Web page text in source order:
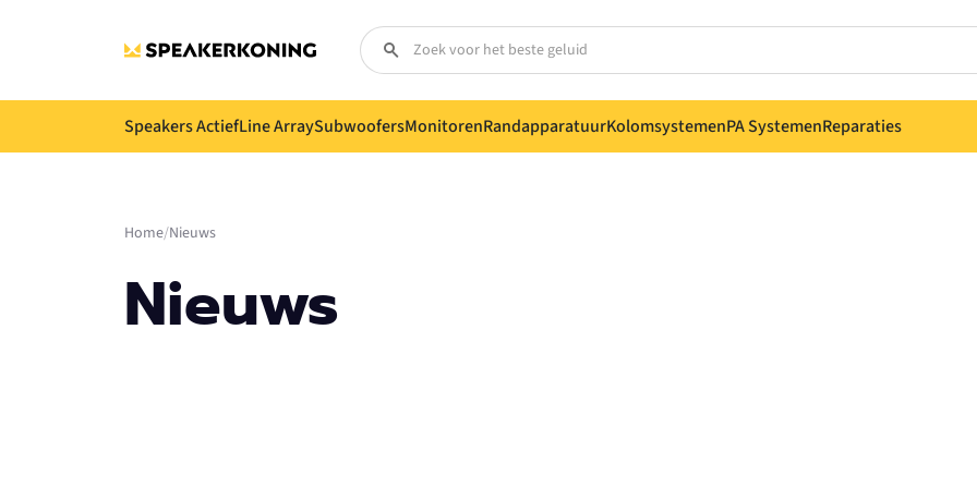
Speakers ActiefLine ArraySubwoofersMonitorenRandapparatuurKolomsystemenPA SystemenReparaties
Home Nieuws
Nieuws